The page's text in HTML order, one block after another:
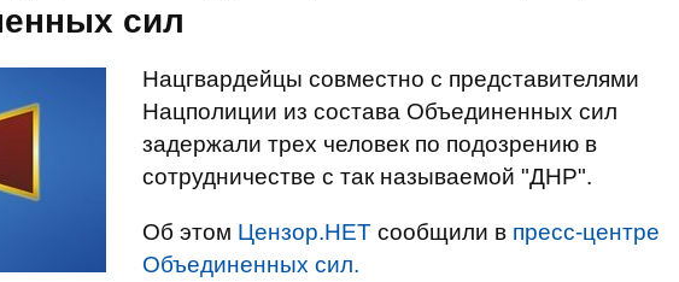
сил
Нацгвардейцы совместно с представителями
Нацполиции из состава Объединенных сил
задержали трех человек по подозрению в
сотрудничестве с так называемой "ДНР".
Об этом Цензор.НЕТ сообщили в пресс-центре
Объединенных сил.